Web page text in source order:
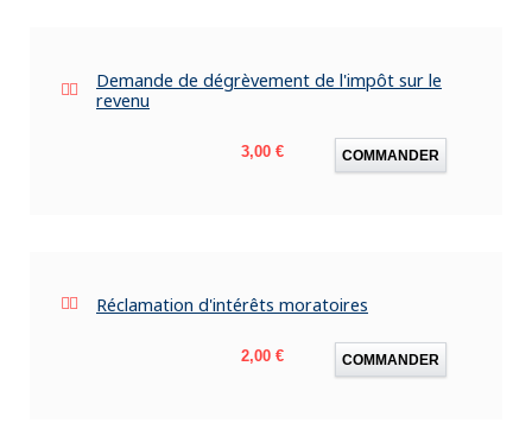
Demande de dégrèvement de l'impôt sur le
revenu
Prix
3,00 € COMMANDER
Réclamation d'intérêts moratoires
Prix
2,00 € COMMANDER